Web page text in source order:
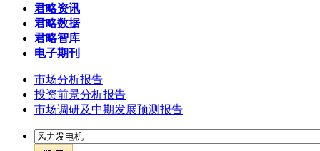
君略资讯
君略数据
君略智库
电子期刊
市场分析报告
投资前景分析报告
市场调研及中期发展预测报告